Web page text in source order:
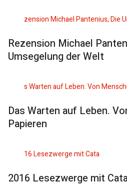
Rezension Michael
Umsegelung der Welt
Das Warten auf Leben.
Papieren
2016 Lesezwerge mit